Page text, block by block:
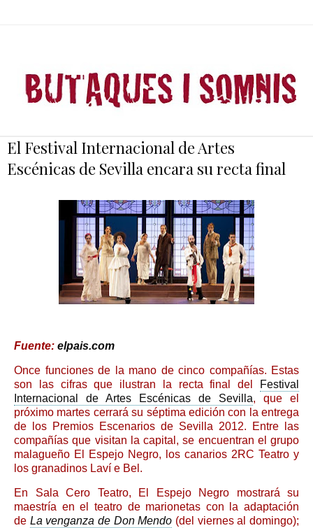
El Festival Internacional de Artes
Escénicas de Sevilla encara su recta final
Fuente: elpais.com
Once funciones de la mano de cinco compañías. Estas
son las cifras que ilustran la recta final del
Festival
Internacional de Artes Escénicas de Sevilla, que el
próximo martes cerrará su séptima edición con la entrega
de los Premios Escenarios de Sevilla 2012. Entre las
compañías que visitan la capital, se encuentran el grupo
malagueño El Espejo Negro, los canarios 2RC Teatro y
los granadinos Laví e Bel.
En Sala Cero Teatro, El Espejo Negro mostrará su
maestría en el teatro de marionetas con la adaptación
de La venganza de Don Mendo (del viernes al domingo);